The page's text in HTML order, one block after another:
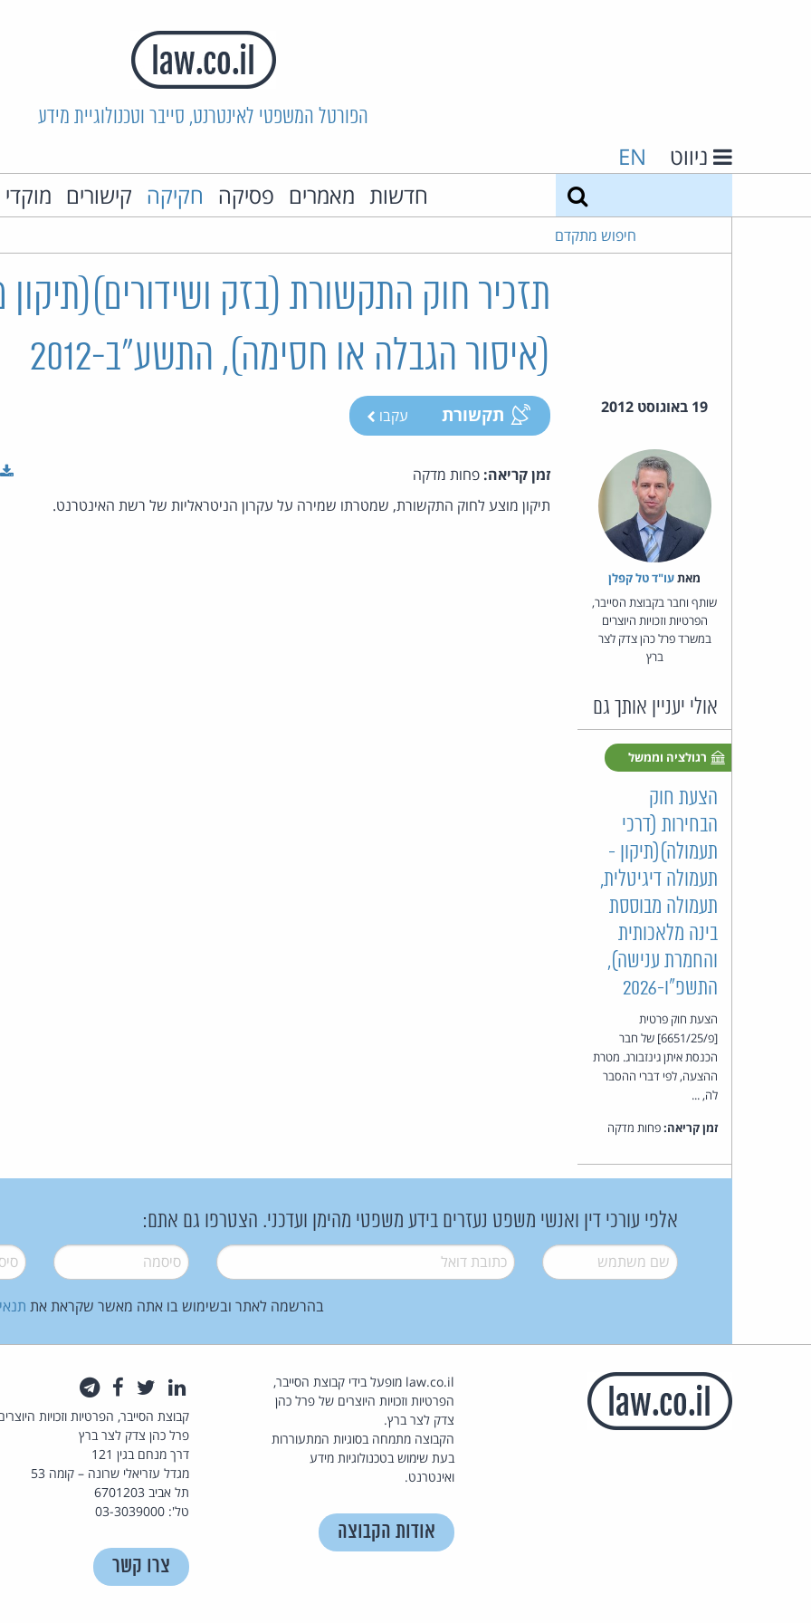
הפורטל המשפטי לאינטרנט, סייבר וטכנולוגיית מידע
ניווט EN
חדשות מאמרים פסיקה חקיקה קישורים
חיפוש מתקדם
תזכיר חוק התקשורת (בזק
(איסור הגבלה או חסימה), התשע"ב-2012
19 באוגוסט 2012 תקשורת עקבו
מאת‏עו"ד טל קפלן
שותף וחבר בקבוצת הסייבר,
הפרטיות וזכויות היוצרים
במשרד פרל כהן צדק לצר
ברץ
אולי יעניין אותך גם
רגולציה וממשל
הצעת חוק
הבחירות (דרכי
תעמולה)(תיקון -
תעמולה דיגיטלית,
תעמולה מבוססת
בינה מלאכותית
והחמרת ענישה),
התשפ"ו-2026
הצעת חוק פרטית
[פ/6651/25] של חבר
הכנסת איתן גינזבורג. מטרת
ההצעה, לפי דברי ההסבר
לה, ...
זמן קריאה:פחות מדקה
זמן קריאה: פחות מדקה
תיקון מוצע לחוק התקשורת, שמטרתו שמירה על עקרון הניטראליות של רשת האינטרנט.
אלפי עורכי דין ואנשי משפט נעזרים בידע משפטי מהימן ועדכני. הצטרפו גם אתם:
שם משתמש* דואל* סיסמה*
בהרשמה לאתר ובשימוש בו אתה מאשר שקראת את
law.co.il מופעל בידי קבוצת הסייבר,
הפרטיות וזכויות היוצרים של פרל כהן
צדק לצר ברץ.
הקבוצה מתמחה בסוגיות המתעוררות
בעת שימוש בטכנולוגיות מידע
ואינטרנט.
אודות הקבוצה
לינקדאין
טוויטרפייסבוק
קבוצת הסייבר, הפרטיות וזכויות
פרל כהן צדק לצר ברץ
דרך מנחם בגין 121
מגדל עזריאלי שרונה – קומה 53
תל אביב 6701203
טל': 03-3039000
צרו קשר